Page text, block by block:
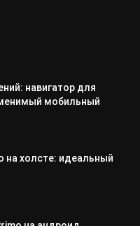
навигатор для
мобильный
на холсте: идеальный